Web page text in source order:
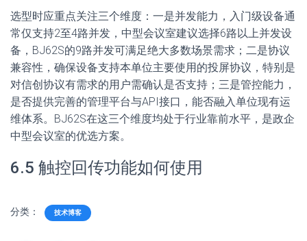
选型时应重点关注三个维度：一是并发能力，入门级设备通
常仅支持2至4路并发，中型会议室建议选择6路以上并发设
备，BJ62S的9路并发可满足绝大多数场景需求；二是协议
兼容性，确保设备支持本单位主要使用的投屏协议，特别是
对信创协议有需求的用户需确认是否支持；三是管控能力，
是否提供完善的管理平台与API接口，能否融入单位现有运
维体系。BJ62S在这三个维度均处于行业靠前水平，是政企
中型会议室的优选方案。
6.5 触控回传功能如何使用
分类： 技术博客